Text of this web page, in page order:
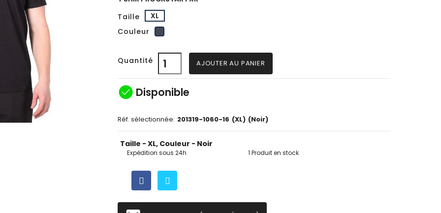
Taille
XL
Couleur
Noir
Quantité AJOUTER AU PANIER
check_circle Disponible
Réf. sélectionnée: 201319-1060-16 (XL) (Noir)
Taille - XL, Couleur - Noir
Expédition sous 24h 1 Produit en stock